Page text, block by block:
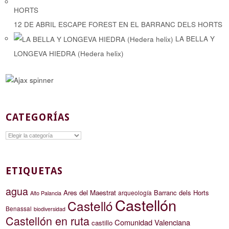
12 DE ABRIL ESCAPE FOREST EN EL BARRANC DELS HORTS
LA BELLA Y
LONGEVA HIEDRA (Hedera helix)
CATEGORÍAS
Categorías
ETIQUETAS
agua Alto Palancia Ares del Maestrat arqueología Barranc dels Horts
Benassal biodiversidad CastellóCastellón
Castellón en ruta castillo Comunidad Valenciana